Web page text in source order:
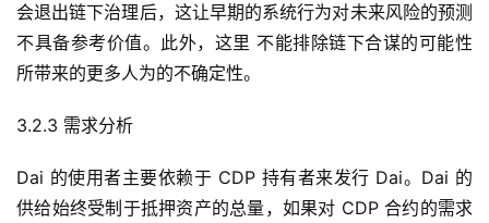
会退出链下治理后，这让早期的系统行为对未来风险的预测
不具备参考价值。此外，这里 不能排除链下合谋的可能性
所带来的更多人为的不确定性。
3.2.3 需求分析
Dai 的使用者主要依赖于 CDP 持有者来发行 Dai。Dai 的
供给始终受制于抵押资产的总量，如果对 CDP 合约的需求